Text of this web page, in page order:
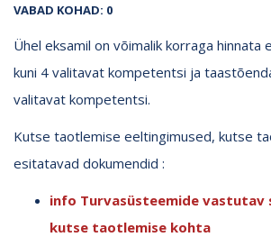
VABAD KOHAD: 0
Ühel eksamil on võimalik korraga hinnata
kuni 4 valitavat kompetentsi ja
valitavat kompetentsi.
Kutse taotlemise eeltingimused, kutse
esitatavad dokumendid :
info Turvasüsteemide vastutav
kutse taotlemise kohta